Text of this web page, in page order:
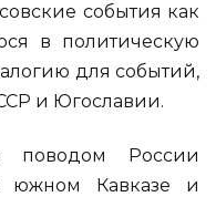
события как
в политическую
для событий,
и Югославии.
поводом России
южном Кавказе и